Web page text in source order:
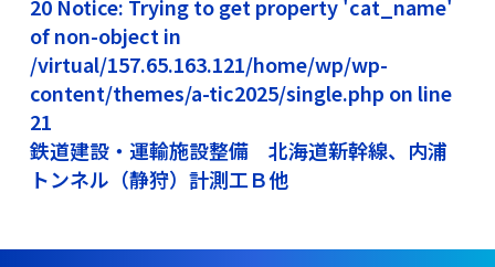
20 Notice: Trying to get property 'cat_name'
of non-object in
/virtual/157.65.163.121/home/wp/wp-
content/themes/a-tic2025/single.php on line
21
鉄道建設・運輸施設整備 北海道新幹線、内浦
トンネル（静狩）計測工Ｂ他